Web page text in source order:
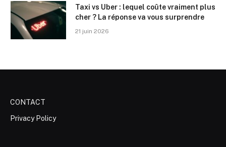
Taxi vs Uber : lequel coûte vraiment plus
cher ? La réponse va vous surprendre
21 juin 2026
CONTACT
Privacy Policy